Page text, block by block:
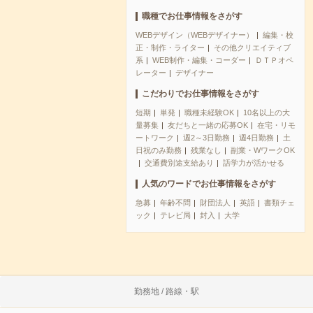
職種でお仕事情報をさがす
WEBデザイン（WEBデザイナー）
編集・校
正・制作・ライター
その他クリエイティブ
系
WEB制作・編集・コーダー
ＤＴＰオペ
レーター
デザイナー
こだわりでお仕事情報をさがす
短期 単発 職種未経験OK
10名以上の大
量募集
友だちと一緒の応募OK
在宅・リモ
ートワーク
週2～3日勤務 週4日勤務
土
日祝のみ勤務
残業なし
副業・WワークOK
交通費別途支給あり
語学力が活かせる
人気のワードでお仕事情報をさがす
急募 年齢不問 財団法人 英語
書類チェ
ック
テレビ局 封入 大学
勤務地 / 路線・駅